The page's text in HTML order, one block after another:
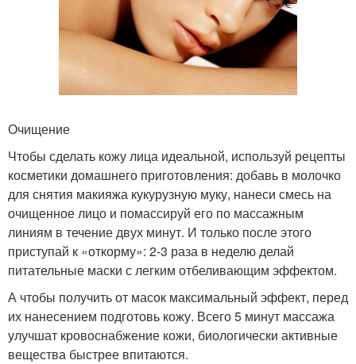
Очищение
Чтобы сделать кожу лица идеальной, используй рецепты
косметики домашнего приготовления: добавь в молочко
для снятия макияжа кукурузную муку, нанеси смесь на
очищенное лицо и помассируй его по массажным
линиям в течение двух минут. И только после этого
приступай к «откорму»: 2-3 раза в неделю делай
питательные маски с легким отбеливающим эффектом.
А чтобы получить от масок максимальный эффект, перед
их нанесением подготовь кожу. Всего 5 минут массажа
улучшат кровоснабжение кожи, биологически активные
вещества быстрее впитаются.